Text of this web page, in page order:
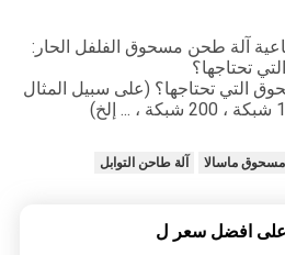
آلة طحن مسحوق الفلفل الحار:
التي تحتاجها؟ (على سبيل المثال
مسحوق ماسالا آلة طاحن التوابل
افضل سعر ل